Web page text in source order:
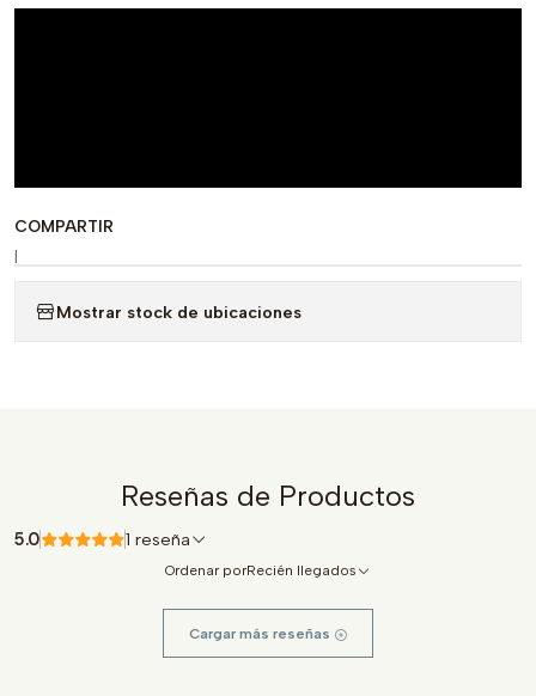
COMPARTIR
|
Mostrar stock de ubicaciones
Reseñas de Productos
5.0 1 reseña
Ordenar porRecién llegados
Cargar más reseñas